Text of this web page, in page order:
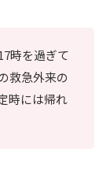
時を過ぎて
救急外来の
時には帰れ